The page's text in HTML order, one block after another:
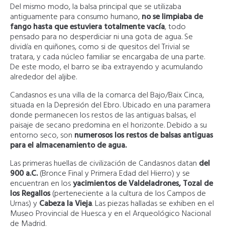
Del mismo modo, la balsa principal que se utilizaba
antiguamente para consumo humano,no se limpiaba de
fango hasta que estuviera totalmente vacía, todo
pensado para no desperdiciar ni una gota de agua. Se
dividía en quiñones, como si de quesitos del Trivial se
tratara, y cada núcleo familiar se encargaba de una parte.
De este modo, el barro se iba extrayendo y acumulando
alrededor del aljibe.
Candasnos es una villa de la comarca del Bajo/Baix Cinca,
situada en la Depresión del Ebro. Ubicado en una paramera
donde permanecen los restos de las antiguas balsas, el
paisaje de secano predomina en el horizonte. Debido a su
entorno seco, son numerosos los restos de balsas antiguas
para el almacenamiento de agua.
Las primeras huellas de civilización de Candasnos datan del
900 a.C.(Bronce Final y Primera Edad del Hierro) y se
encuentran en losyacimientos de Valdeladrones, Tozal de
los Regallos(perteneciente a la cultura de los Campos de
Urnas) yCabeza la Vieja. Las piezas halladas se exhiben en el
Museo Provincial de Huesca y en el Arqueológico Nacional
de Madrid.